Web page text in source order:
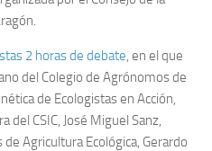
2 horas de debate, en el que
del Colegio de Agrónomos de
de Ecologistas en Acción,
del CSIC, José Miguel Sanz,
Agricultura Ecológica, Gerardo